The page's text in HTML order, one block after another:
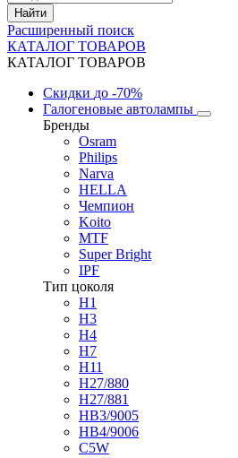
Расширенный поиск
КАТАЛОГ ТОВАРОВ
КАТАЛОГ ТОВАРОВ
Скидки до -70%
Галогеновые автолампы
Бренды
Osram
Philips
Narva
HELLA
Чемпион
Koito
MTF
Super Bright
IPF
Тип цоколя
H1
H3
H4
H7
H11
H27/880
H27/881
HB3/9005
HB4/9006
C5W